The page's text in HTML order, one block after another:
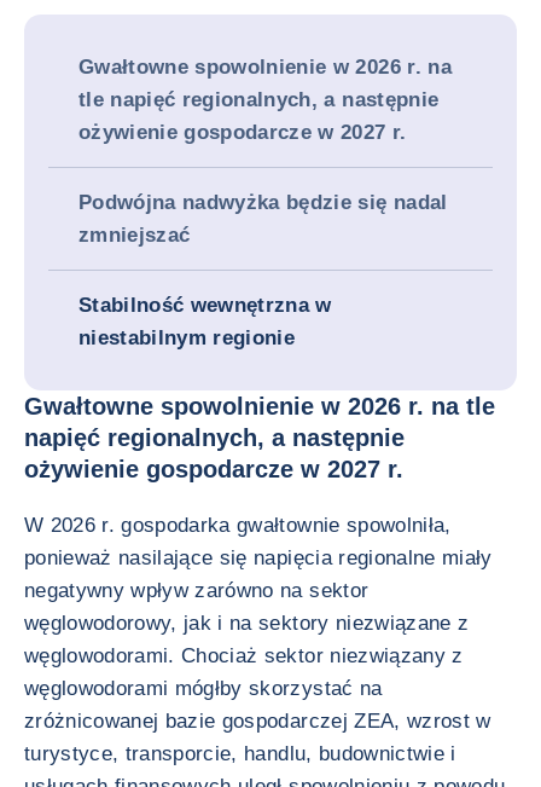
Gwałtowne spowolnienie w 2026 r. na
tle napięć regionalnych, a następnie
ożywienie gospodarcze w 2027 r.
Podwójna nadwyżka będzie się nadal
zmniejszać
Stabilność wewnętrzna w
niestabilnym regionie
Gwałtowne spowolnienie w 2026 r. na tle
napięć regionalnych, a następnie
ożywienie gospodarcze w 2027 r.
W 2026 r. gospodarka gwałtownie spowolniła,
ponieważ nasilające się napięcia regionalne miały
negatywny wpływ zarówno na sektor
węglowodorowy, jak i na sektory niezwiązane z
węglowodorami. Chociaż sektor niezwiązany z
węglowodorami mógłby skorzystać na
zróżnicowanej bazie gospodarczej ZEA, wzrost w
turystyce, transporcie, handlu, budownictwie i